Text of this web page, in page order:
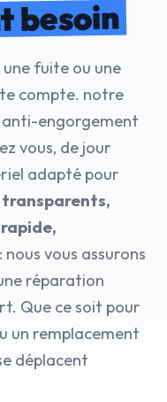
besoin
une fuite ou une
compte. notre
anti-engorgement
vous, de jour
adapté pour
: nous vous assurons
réparation
Que ce soit pour
un remplacement
déplacent